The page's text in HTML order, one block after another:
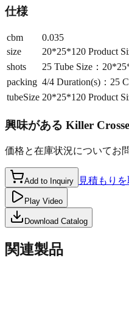
仕様
cbm
0.035
size
20*25*120 Product
shots
25 Tube Size：
packing 4/4 Duration(s)：25
tubeSize 20*25*120 Product
興味がある Killer
価格と在庫状況についてお
Add to Inquiry 見積もり
Play Video
Download Catalog
関連製品